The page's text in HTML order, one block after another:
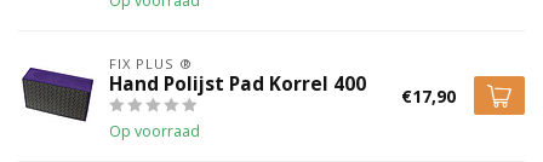
FIX PLUS ®
Hand Polijst Pad Korrel 400
Op voorraad
€17,90